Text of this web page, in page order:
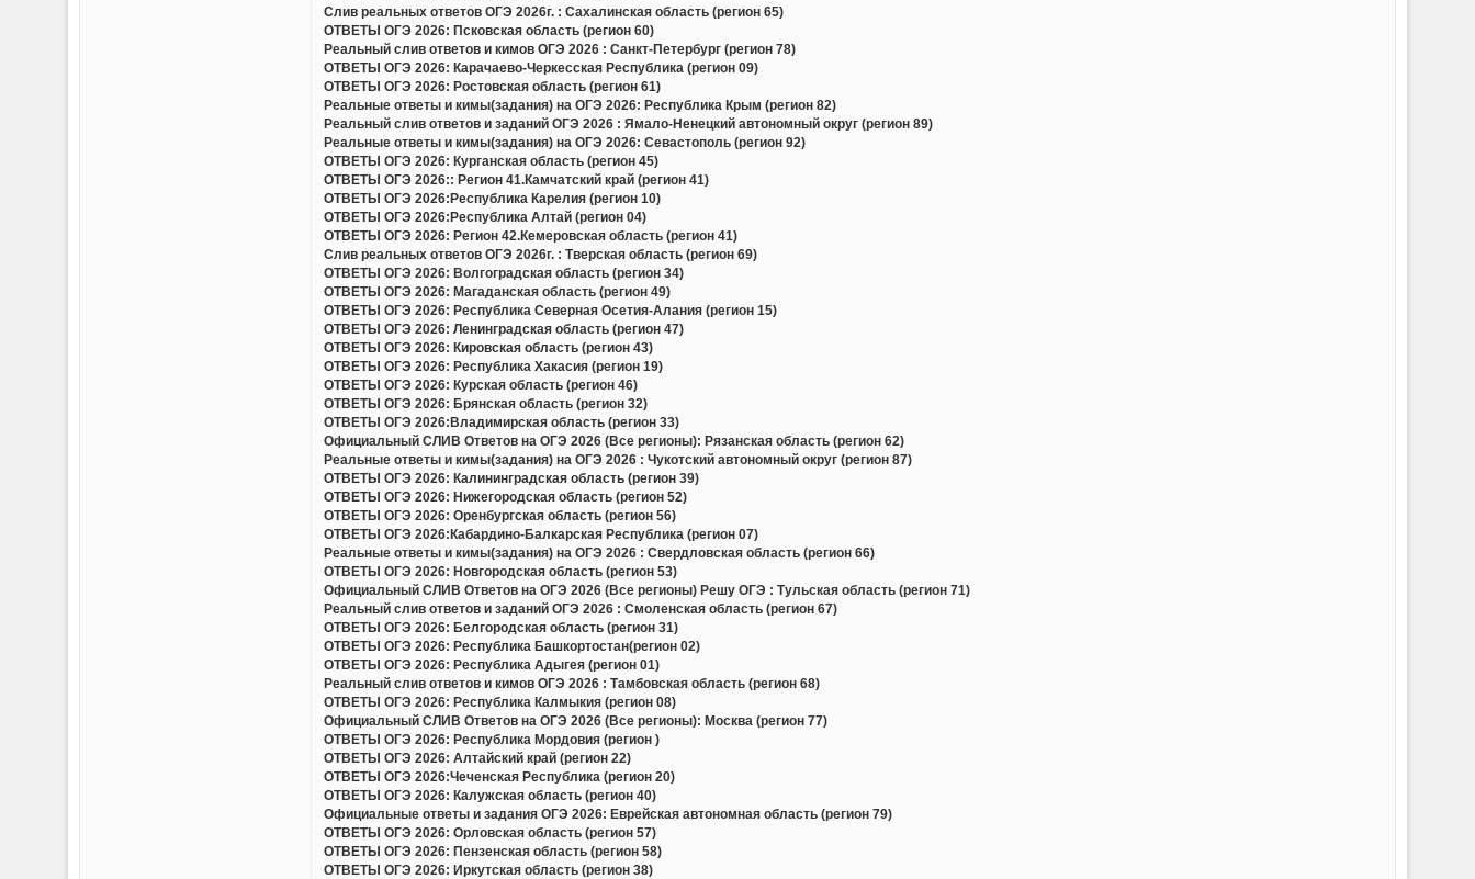
Слив реальных ответов ОГЭ 2026г. : Сахалинская область (регион 65)
ОТВЕТЫ ОГЭ 2026: Псковская область (регион 60)
Реальный слив ответов и кимов ОГЭ 2026 : Санкт-Петербург (регион 78)
ОТВЕТЫ ОГЭ 2026: Карачаево-Черкесская Республика (регион 09)
ОТВЕТЫ ОГЭ 2026: Ростовская область (регион 61)
Реальные ответы и кимы(задания) на ОГЭ 2026: Республика Крым (регион 82)
Реальный слив ответов и заданий ОГЭ 2026 : Ямало-Ненецкий автономный округ (регион 89)
Реальные ответы и кимы(задания) на ОГЭ 2026: Севастополь (регион 92)
ОТВЕТЫ ОГЭ 2026: Курганская область (регион 45)
ОТВЕТЫ ОГЭ 2026:: Регион 41.Камчатский край (регион 41)
ОТВЕТЫ ОГЭ 2026:Республика Карелия (регион 10)
ОТВЕТЫ ОГЭ 2026:Республика Алтай (регион 04)
ОТВЕТЫ ОГЭ 2026: Регион 42.Кемеровская область (регион 41)
Слив реальных ответов ОГЭ 2026г. : Тверская область (регион 69)
ОТВЕТЫ ОГЭ 2026: Волгоградская область (регион 34)
ОТВЕТЫ ОГЭ 2026: Магаданская область (регион 49)
ОТВЕТЫ ОГЭ 2026: Республика Северная Осетия-Алания (регион 15)
ОТВЕТЫ ОГЭ 2026: Ленинградская область (регион 47)
ОТВЕТЫ ОГЭ 2026: Кировская область (регион 43)
ОТВЕТЫ ОГЭ 2026: Республика Хакасия (регион 19)
ОТВЕТЫ ОГЭ 2026: Курская область (регион 46)
ОТВЕТЫ ОГЭ 2026: Брянская область (регион 32)
ОТВЕТЫ ОГЭ 2026:Владимирская область (регион 33)
Официальный СЛИВ Ответов на ОГЭ 2026 (Все регионы): Рязанская область (регион 62)
Реальные ответы и кимы(задания) на ОГЭ 2026 : Чукотский автономный округ (регион 87)
ОТВЕТЫ ОГЭ 2026: Калининградская область (регион 39)
ОТВЕТЫ ОГЭ 2026: Нижегородская область (регион 52)
ОТВЕТЫ ОГЭ 2026: Оренбургская область (регион 56)
ОТВЕТЫ ОГЭ 2026:Кабардино-Балкарская Республика (регион 07)
Реальные ответы и кимы(задания) на ОГЭ 2026 : Свердловская область (регион 66)
ОТВЕТЫ ОГЭ 2026: Новгородская область (регион 53)
Официальный СЛИВ Ответов на ОГЭ 2026 (Все регионы) Решу ОГЭ : Тульская область (регион 71)
Реальный слив ответов и заданий ОГЭ 2026 : Смоленская область (регион 67)
ОТВЕТЫ ОГЭ 2026: Белгородская область (регион 31)
ОТВЕТЫ ОГЭ 2026: Республика Башкортостан(регион 02)
ОТВЕТЫ ОГЭ 2026: Республика Адыгея (регион 01)
Реальный слив ответов и кимов ОГЭ 2026 : Тамбовская область (регион 68)
ОТВЕТЫ ОГЭ 2026: Республика Калмыкия (регион 08)
Официальный СЛИВ Ответов на ОГЭ 2026 (Все регионы): Москва (регион 77)
ОТВЕТЫ ОГЭ 2026: Республика Мордовия (регион )
ОТВЕТЫ ОГЭ 2026: Алтайский край (регион 22)
ОТВЕТЫ ОГЭ 2026:Чеченская Республика (регион 20)
ОТВЕТЫ ОГЭ 2026: Калужская область (регион 40)
Официальные ответы и задания ОГЭ 2026: Еврейская автономная область (регион 79)
ОТВЕТЫ ОГЭ 2026: Орловская область (регион 57)
ОТВЕТЫ ОГЭ 2026: Пензенская область (регион 58)
ОТВЕТЫ ОГЭ 2026: Иркутская область (регион 38)